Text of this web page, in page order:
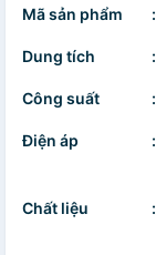
Mã sản phẩm :
Dung tích :
Công suất :
Điện áp :
Chất liệu :